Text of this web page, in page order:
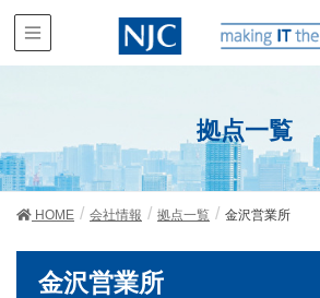
拠点一覧
HOME 会社情報 拠点一覧 金沢営業所
金沢営業所